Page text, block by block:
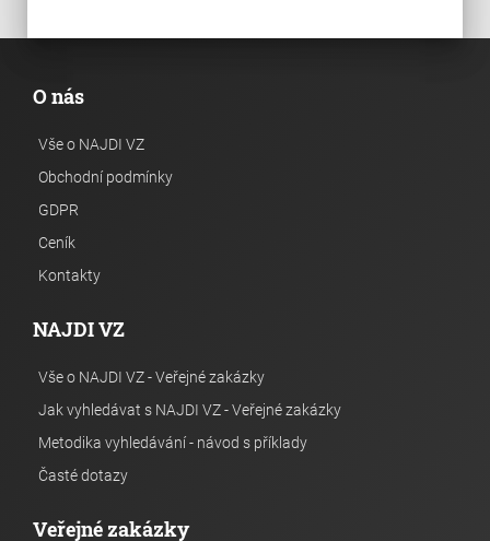
O nás
Vše o NAJDI VZ
Obchodní podmínky
GDPR
Ceník
Kontakty
NAJDI VZ
Vše o NAJDI VZ - Veřejné zakázky
Jak vyhledávat s NAJDI VZ - Veřejné zakázky
Metodika vyhledávání - návod s příklady
Časté dotazy
Veřejné zakázky